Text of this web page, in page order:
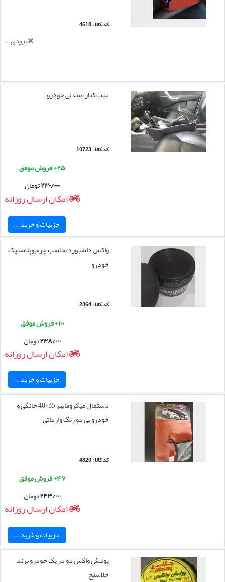
کد کالا : 4618
بزودی...
جیب کنار صندلی خودرو
کد کالا : 10723
۲۵+ فروش موفق
۲۳۰/۰۰۰تومان
امکان ارسال روزانه
جزییات و خرید ...
واکس داشبورد مناسب چرم وپلاستیک
خودرو
کد کالا : 2864
۱۰۰+ فروش موفق
۲۳۸/۰۰۰تومان
امکان ارسال روزانه
جزییات و خرید ...
دستمال میکروفایبر 35*40 خانگی و
خودرو یی دو رنگ وارداتی
کد کالا : 4820
۴۷+ فروش موفق
۲۴۳/۰۰۰تومان
امکان ارسال روزانه
جزییات و خرید ...
پولیش واکس دو در یک خودرو برند
جلاسنج